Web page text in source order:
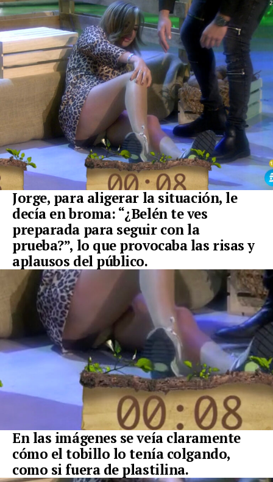
Jorge, para aligerar la situación, le
decía en broma: “¿Belén te ves
preparada para seguir con la
prueba?”, lo que provocaba las risas y
aplausos del público.
En las imágenes se veía claramente
cómo el tobillo lo tenía colgando,
como si fuera de plastilina.